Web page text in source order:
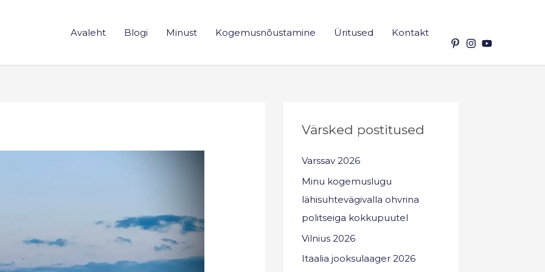
Avaleht Blogi Minust Kogemusnõustamine Üritused Kontakt
Värsked postitused
Varssav 2026
Minu kogemuslugu
lähisuhtevägivalla ohvrina
politseiga kokkupuutel
Vilnius 2026
Itaalia jooksulaager 2026